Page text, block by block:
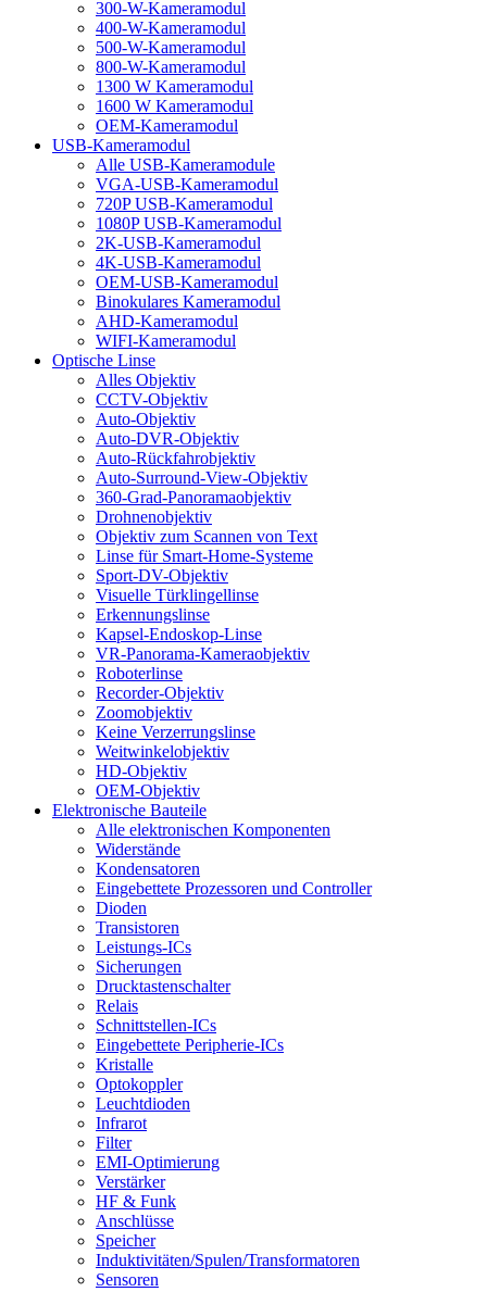
300-W-Kameramodul
400-W-Kameramodul
500-W-Kameramodul
800-W-Kameramodul
1300 W Kameramodul
1600 W Kameramodul
OEM-Kameramodul
USB-Kameramodul
Alle USB-Kameramodule
VGA-USB-Kameramodul
720P USB-Kameramodul
1080P USB-Kameramodul
2K-USB-Kameramodul
4K-USB-Kameramodul
OEM-USB-Kameramodul
Binokulares Kameramodul
AHD-Kameramodul
WIFI-Kameramodul
Optische Linse
Alles Objektiv
CCTV-Objektiv
Auto-Objektiv
Auto-DVR-Objektiv
Auto-Rückfahrobjektiv
Auto-Surround-View-Objektiv
360-Grad-Panoramaobjektiv
Drohnenobjektiv
Objektiv zum Scannen von Text
Linse für Smart-Home-Systeme
Sport-DV-Objektiv
Visuelle Türklingellinse
Erkennungslinse
Kapsel-Endoskop-Linse
VR-Panorama-Kameraobjektiv
Roboterlinse
Recorder-Objektiv
Zoomobjektiv
Keine Verzerrungslinse
Weitwinkelobjektiv
HD-Objektiv
OEM-Objektiv
Elektronische Bauteile
Alle elektronischen Komponenten
Widerstände
Kondensatoren
Eingebettete Prozessoren und Controller
Dioden
Transistoren
Leistungs-ICs
Sicherungen
Drucktastenschalter
Relais
Schnittstellen-ICs
Eingebettete Peripherie-ICs
Kristalle
Optokoppler
Leuchtdioden
Infrarot
Filter
EMI-Optimierung
Verstärker
HF & Funk
Anschlüsse
Speicher
Induktivitäten/Spulen/Transformatoren
Sensoren